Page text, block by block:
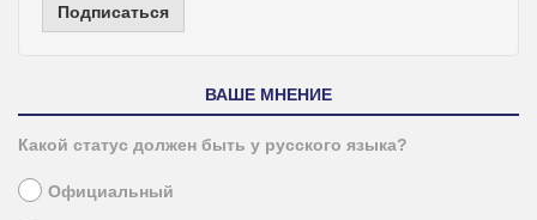
Подписаться
ВАШЕ МНЕНИЕ
Какой статус должен быть у русского языка?
Официальный